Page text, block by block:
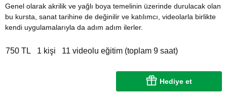
Genel olarak akrilik ve yağlı boya temelinin üzerinde durulacak olan
bu kursta, sanat tarihine de değinilir ve katılımcı, videolarla birlikte
kendi uygulamalarıyla da adım adım ilerler.
750 TL 1 kişi 11 videolu eğitim (toplam 9 saat)
Hediye et